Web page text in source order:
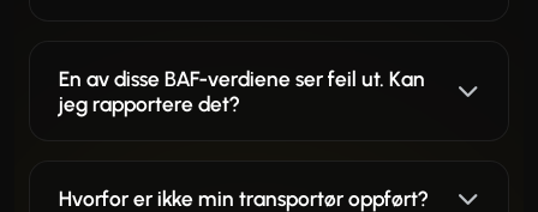
En av disse BAF-verdiene ser feil ut. Kan
jeg rapportere det?
Hvorfor er ikke min transportør oppført?